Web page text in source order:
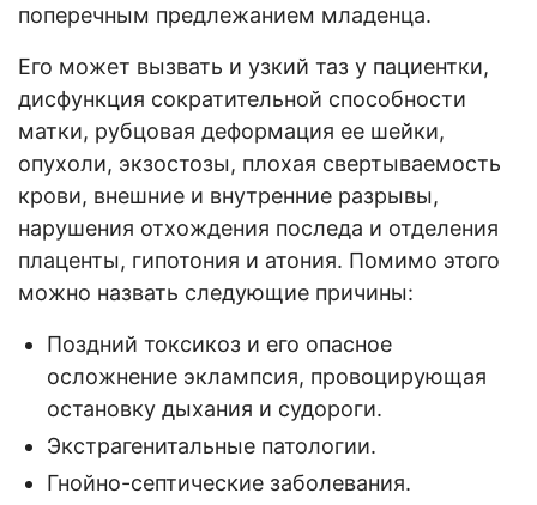
поперечным предлежанием младенца.
Его может вызвать и узкий таз у пациентки,
дисфункция сократительной способности
матки, рубцовая деформация ее шейки,
опухоли, экзостозы, плохая свертываемость
крови, внешние и внутренние разрывы,
нарушения отхождения последа и отделения
плаценты, гипотония и атония. Помимо этого
можно назвать следующие причины:
Поздний токсикоз и его опасное
осложнение эклампсия, провоцирующая
остановку дыхания и судороги.
Экстрагенитальные патологии.
Гнойно-септические заболевания.